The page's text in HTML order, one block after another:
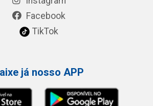
Facebook
TikTok
já nosso APP